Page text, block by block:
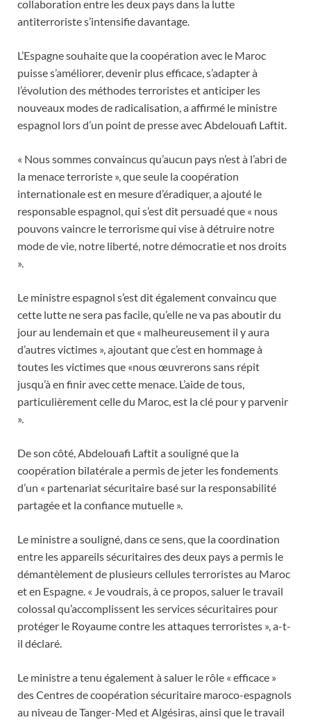
collaboration entre les deux pays dans la lutte
antiterroriste s’intensifie davantage.
L’Espagne souhaite que la coopération avec le Maroc
puisse s’améliorer, devenir plus efficace, s’adapter à
l’évolution des méthodes terroristes et anticiper les
nouveaux modes de radicalisation, a affirmé le ministre
espagnol lors d’un point de presse avec Abdelouafi Laftit.
« Nous sommes convaincus qu’aucun pays n’est à l’abri de
la menace terroriste », que seule la coopération
internationale est en mesure d’éradiquer, a ajouté le
responsable espagnol, qui s’est dit persuadé que « nous
pouvons vaincre le terrorisme qui vise à détruire notre
mode de vie, notre liberté, notre démocratie et nos droits
».
Le ministre espagnol s’est dit également convaincu que
cette lutte ne sera pas facile, qu’elle ne va pas aboutir du
jour au lendemain et que « malheureusement il y aura
d’autres victimes », ajoutant que c’est en hommage à
toutes les victimes que «nous œuvrerons sans répit
jusqu’à en finir avec cette menace. L’aide de tous,
particulièrement celle du Maroc, est la clé pour y parvenir
».
De son côté, Abdelouafi Laftit a souligné que la
coopération bilatérale a permis de jeter les fondements
d’un « partenariat sécuritaire basé sur la responsabilité
partagée et la confiance mutuelle ».
Le ministre a souligné, dans ce sens, que la coordination
entre les appareils sécuritaires des deux pays a permis le
démantèlement de plusieurs cellules terroristes au Maroc
et en Espagne. « Je voudrais, à ce propos, saluer le travail
colossal qu’accomplissent les services sécuritaires pour
protéger le Royaume contre les attaques terroristes », a-t-
il déclaré.
Le ministre a tenu également à saluer le rôle « efficace »
des Centres de coopération sécuritaire maroco-espagnols
au niveau de Tanger-Med et Algésiras, ainsi que le travail